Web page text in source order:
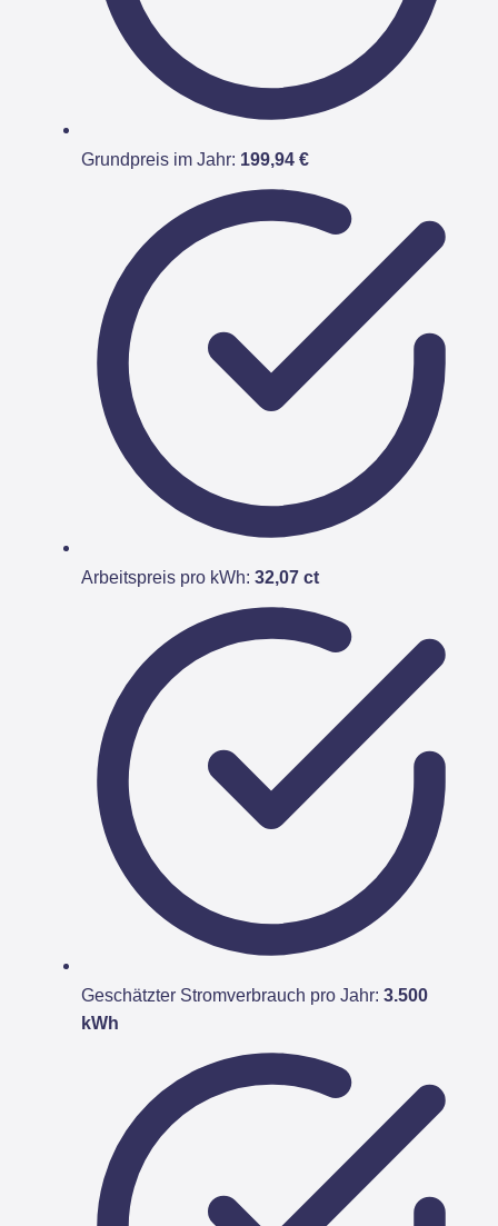
Grundpreis im Jahr: 199,94 €
Arbeitspreis pro kWh: 32,07 ct
Geschätzter Stromverbrauch pro Jahr: 3.500
kWh